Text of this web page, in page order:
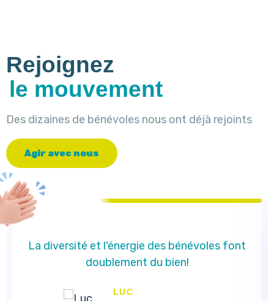
Rejoignez
le mouvement
Des dizaines de bénévoles nous ont déjà rejoints
Agir avec nous
La diversité et l'énergie des bénévoles font
doublement du bien!
LUC